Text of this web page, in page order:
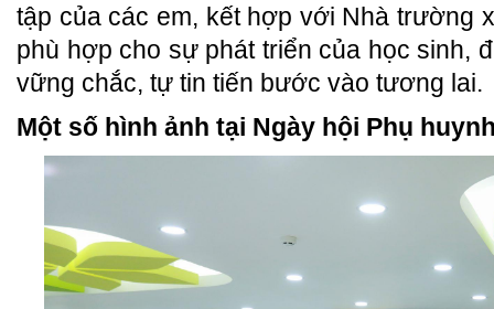
tập của các em, kết hợp với Nhà trường
phù hợp cho sự phát triển của học sinh,
vững chắc, tự tin tiến bước vào tương lai.
Một số hình ảnh tại Ngày hội Phụ